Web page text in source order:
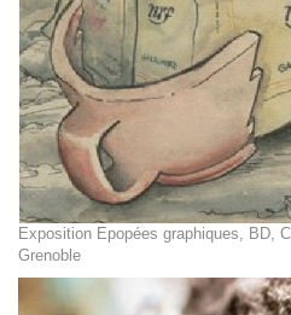
Exposition Epopées graphiques, BD,
Grenoble